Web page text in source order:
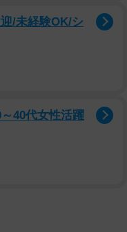
/未経験OK/シ
40代女性活躍